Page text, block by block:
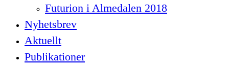
Futurion i Almedalen 2018
Nyhetsbrev
Aktuellt
Publikationer